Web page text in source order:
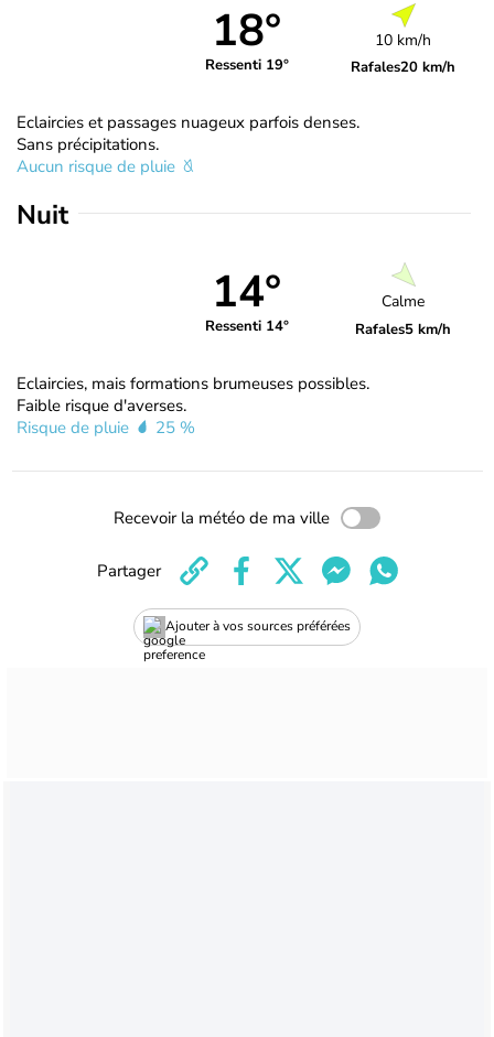
18°
Ressenti 19°
10 km/h
Rafales20 km/h
Eclaircies et passages nuageux parfois denses.
Sans précipitations.
Aucun risque de pluie
Nuit
14°
Ressenti 14°
Calme
Rafales5 km/h
Eclaircies, mais formations brumeuses possibles.
Faible risque d'averses.
Risque de pluie
25 %
Recevoir la météo de ma ville
Ajouter à vos sources préférées
Partager